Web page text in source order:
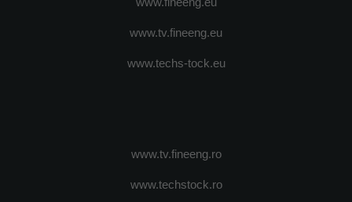
www.tv.fineeng.eu
www.techs-tock.eu
www.tv.fineeng.ro
www.techstock.ro